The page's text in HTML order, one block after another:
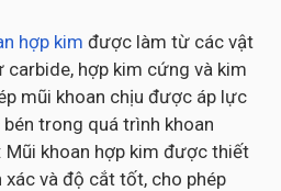
hợp kim được làm từ các vật
hợp kim cứng và kim
mũi khoan chịu được áp lực
trong quá trình khoan
Mũi khoan hợp kim được thiết
và độ cắt tốt, cho phép